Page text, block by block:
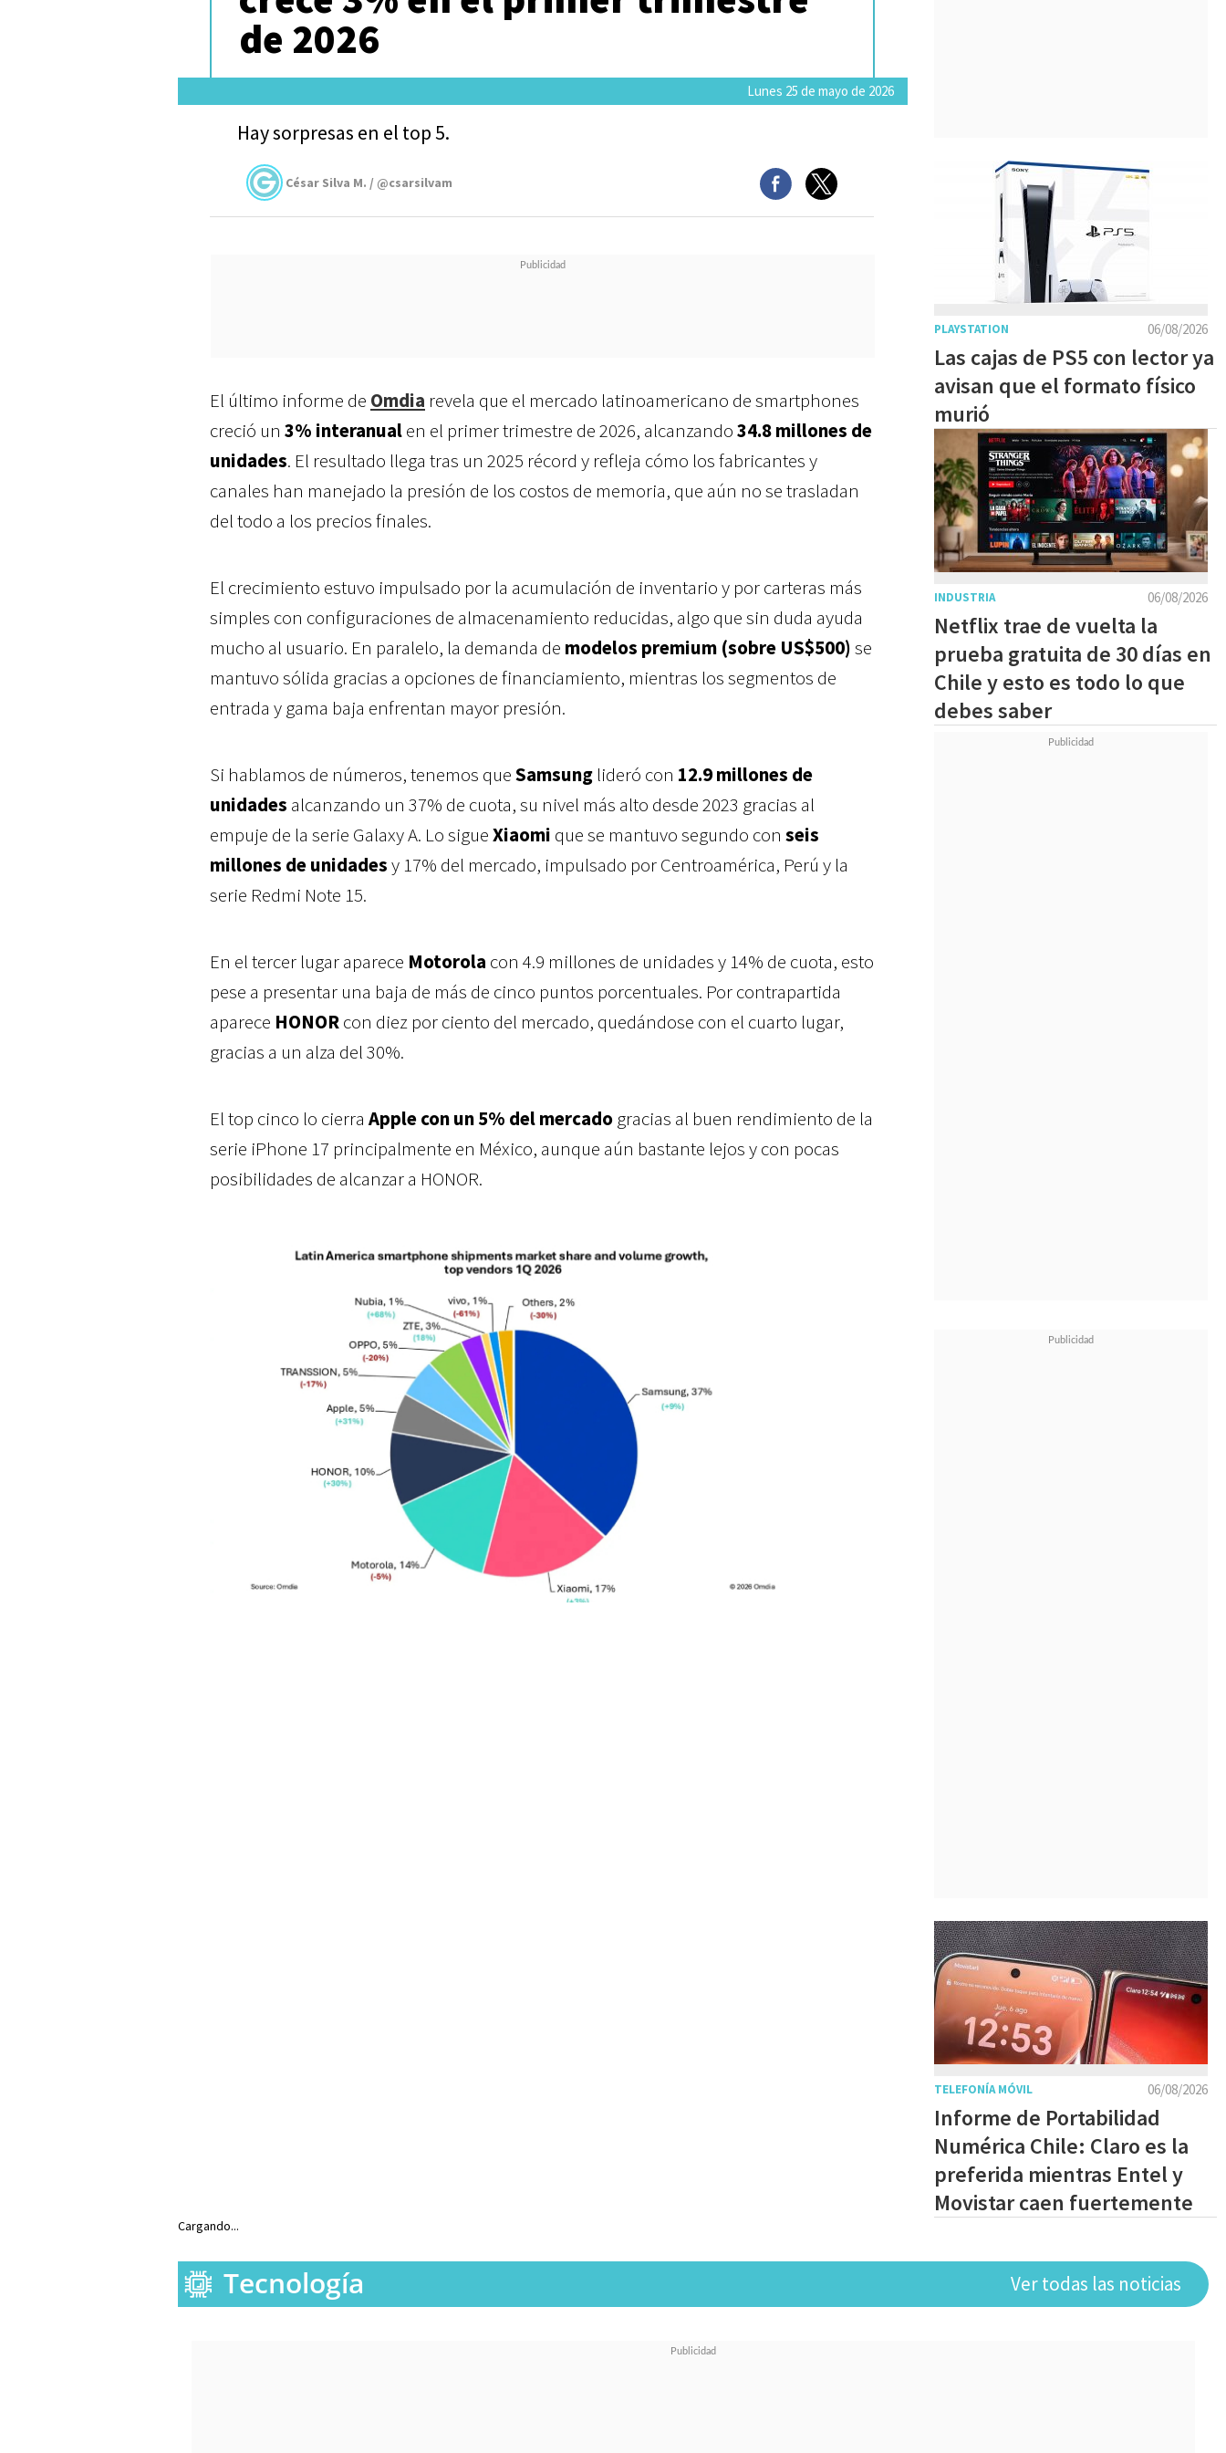
de 2026
Lunes 25 de mayo de 2026
Hay sorpresas en el top 5.
César Silva M. / @csarsilvam
El último informe de Omdia revela que el mercado latinoamericano de smartphones
creció un 3% interanualen el primer trimestre de 2026, alcanzando34.8 millones de
unidades. El resultado llega tras un 2025 récord y refleja cómo los fabricantes y
canales han manejado la presión de los costos de memoria, que aún no se trasladan
del todo a los precios finales.
El crecimiento estuvo impulsado por la acumulación de inventario y por carteras más
simples con configuraciones de almacenamiento reducidas, algo que sin duda ayuda
mucho al usuario. En paralelo, la demanda de modelos premium (sobre US$500)se
mantuvo sólida gracias a opciones de financiamiento, mientras los segmentos de
entrada y gama baja enfrentan mayor presión.
Si hablamos de números, tenemos queSamsung lideró con 12.9 millones de
unidades alcanzando un 37% de cuota, su nivel más alto desde 2023 gracias al
empuje de la serie Galaxy A. Lo sigueXiaomi que se mantuvo segundo con seis
millones de unidadesy 17% del mercado, impulsado por Centroamérica, Perú y la
serie Redmi Note 15.
En el tercer lugar aparece Motorola con 4.9 millones de unidades y 14% de cuota, esto
pese a presentar una baja de más de cinco puntos porcentuales. Por contrapartida
aparece HONORcon diez por ciento del mercado, quedándose con el cuarto lugar,
gracias a un alza del 30%.
El top cinco lo cierra Apple con un 5% del mercado gracias al buen rendimiento de la
serie iPhone 17 principalmente en México, aunque aún bastante lejos y con pocas
posibilidades de alcanzar a HONOR.
06/08/2026
PLAYSTATION
Las cajas de PS5 con lector ya
avisan que el formato físico
murió
06/08/2026
INDUSTRIA
Netflix trae de vuelta la
prueba gratuita de 30 días en
Chile y esto es todo lo que
debes saber
06/08/2026
TELEFONÍA MÓVIL
Informe de Portabilidad
Numérica Chile: Claro es la
preferida mientras Entel y
Movistar caen fuertemente
Cargando...
Ver todas las noticias
Tecnología